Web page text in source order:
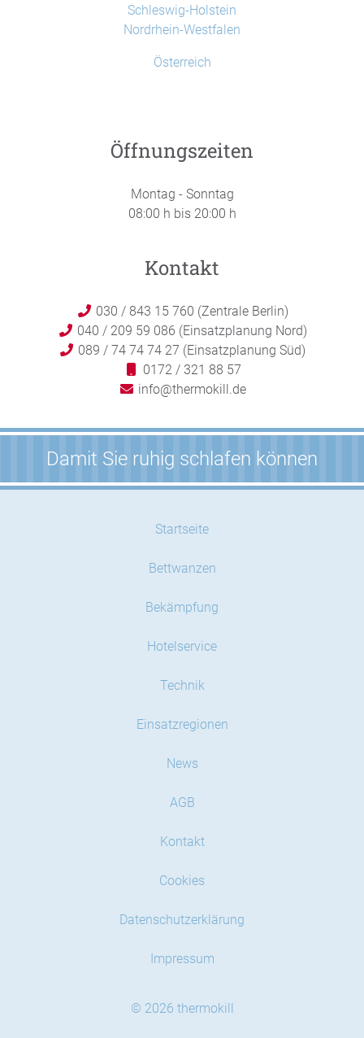
Schleswig-Holstein
Nordrhein-Westfalen
Österreich
Öffnungszeiten
Montag - Sonntag
08:00 h bis 20:00 h
Kontakt
030 / 843 15 760 (Zentrale Berlin)
040 / 209 59 086 (Einsatzplanung Nord)
089 / 74 74 74 27 (Einsatzplanung Süd)
0172 / 321 88 57
info@thermokill.de
Damit Sie ruhig schlafen können
Startseite
Bettwanzen
Bekämpfung
Hotelservice
Technik
Einsatzregionen
News
AGB
Kontakt
Cookies
Datenschutzerklärung
Impressum
© 2026 thermokill